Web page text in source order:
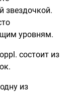
звездочкой.
уровням.
состоит из
из